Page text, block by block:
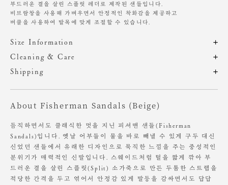
부드러운 결을 살린 스플릿 레더로 제작된 샌들입니다.
비브람창을 사용해 가벼우면서 안정적인 착화감을 제공하고
버클을 사용하여 발목에 맞게 조절할 수 있습니다.
Size Information
제품의 일정 수량을 측정한 평균치수로 재는 방법과 위치에 따라 1~3cm
편차가 있을 수 있습니다. (치수단위 : cm)
- 3
Cleaning & Care
인공적인 가공을 진행하지 않은 타입의 특징으로,
천연 가죽 소재 특성상 미세한 스크래치, 주름, 가죽 결 다름이 보일 수 있
제조 공정 대부분이 수작업으로 이루어져 발등의 높이나 볼의 너비, 디자
개체에 따라 색감과 만듦새의 차이가 있을 수 있습니다.
가죽의 까짐 또는 찢어짐이 발생되었을 경우 별도의 수선은 불가합니다.
가죽 특성상 물과 열에 취약합니다.
착화 환경에 따라 가죽의 물 빠짐, 묻어남, 이염 등이 발생될 수 있습니다.
어두운 계열의 의류 착용 시 주의해주세요.
Shipping
About Fisherman Sandals (Beige)
듬직하면서도 클래식한 멋을 지닌 피셔맨 샌들(Fisherman
Sandals)입니다. 옛날 어부들이 물을 바로 빼낼 수 있게 구두 대신
신었던 샌들에서 유래한 디자인으로 묵직한 느낌을 주는 중성적인
분위기가 매력적인 신발입니다. 스웨이드처럼 털을 짧게 깎아 부
드러운 결을 살린 스플릿(Split) 소가죽으로 만든 두툼한 스트랩을
적당한 간격을 두고 엮어서 안정감 있게 발등을 감싸면서도 답답